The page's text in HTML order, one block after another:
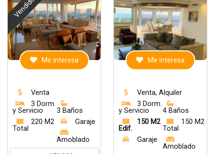
Vendido
Me interesa
Venta
3 Dorm.
y Servicio
3 Baños
220 M2
Total
Garaje
Amoblado
Me interesa
Venta, Alquiler
3 Dorm.
y Servicio
4 Baños
150 M2
Edif.
150 M2
Total
Garaje
Amoblado